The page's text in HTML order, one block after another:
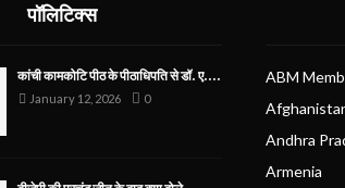
पॉलिटिक्स
कांची कामकोटि पीठ के पीठाधिपति से डॉ. ए....
January 12, 2026 0
ABM
Andhra
Armenia